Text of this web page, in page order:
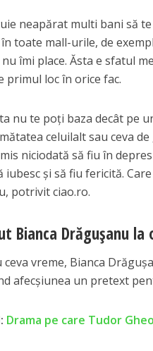
neapărat multi bani să
toate mall-urile, de
îmi place. Ăsta e sfatul
primul loc în orice fac.
nu te poți baza decât pe
celuilalt sau ceva
niciodată să fiu în
iubesc și să fiu fericită.
potrivit ciao.ro.
Bianca Drăgușanu la
ceva vreme, Bianca
afecșiunea un pretext
Drama pe care Tudor